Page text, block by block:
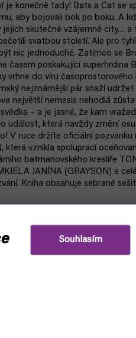
Souhlasím
je konečně tady! Bats a Cat se
aby bojovali bok po boku. A
jejich skutečné vzájemné city…
svatbou století. Ale pro
nic jednoduché. Zatímco se
časem poskakující superhrdina
vrhne do víru
nejznámější pár snaží
největší nemesis nehodlá
– a je jasné, že kam
událost, která navždy změní
V ruce držíte oficiální pozvánku
která vznikla spoluprací
batmanovského kreslíře
JANÍNA (GRAYSON) a
Kniha obsahuje sebrané
aby